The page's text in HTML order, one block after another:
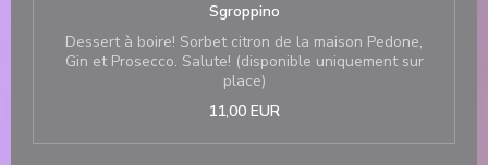
Sgroppino
Dessert à boire! Sorbet citron de la maison Pedone,
Gin et Prosecco. Salute! (disponible uniquement sur
place)
11,00 EUR